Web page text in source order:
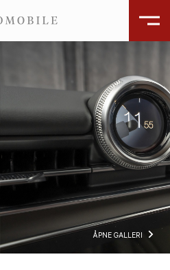
ÅPNE GALLERI